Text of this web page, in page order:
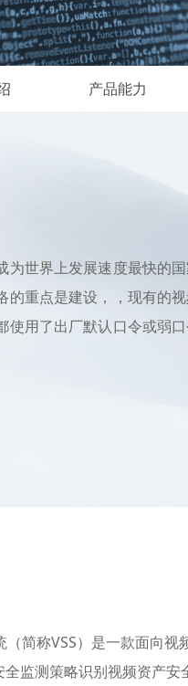
产品能力
为世界上发展速度最快的
的重点是建设，，现有的
使用了出厂默认口令或弱
简称VSS）是一款面向
监测策略识别视频资产